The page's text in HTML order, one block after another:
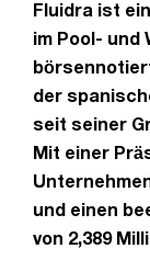
Fluidra ist
im Pool-
der
seit seiner
Mit einer
und einen
von 2,389